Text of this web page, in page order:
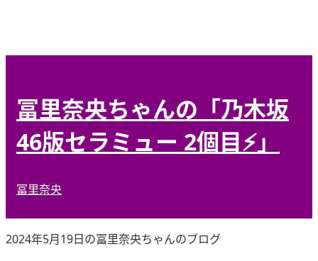
冨里奈央ちゃんの「乃木坂
46版セラミュー 2個目⚡️」
冨里奈央
2024年5月19日の冨里奈央ちゃんのブログ